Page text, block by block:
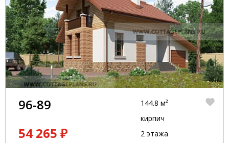
96-89
54 265 ₽
144.8 м²
кирпич
2 этажа